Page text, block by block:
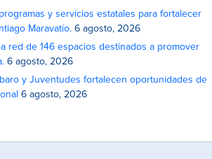
y servicios estatales para fortalecer
Maravatío. 6 agosto, 2026
red de 146 espacios destinados a promover
6 agosto, 2026
y Juventudes fortalecen oportunidades de
6 agosto, 2026